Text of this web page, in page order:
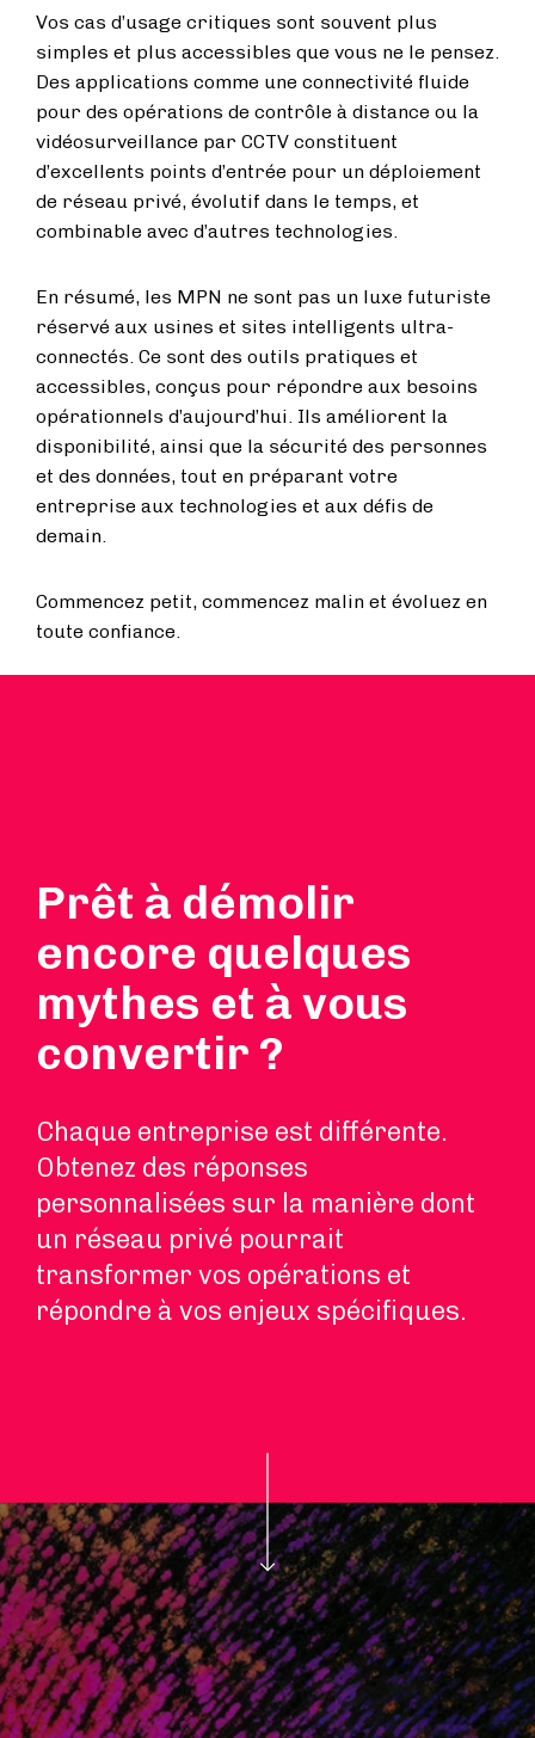
Vos cas d’usage critiques sont souvent plus
simples et plus accessibles que vous ne le pensez.
Des applications comme une connectivité fluide
pour des opérations de contrôle à distance ou la
vidéosurveillance par CCTV constituent
d’excellents points d’entrée pour un déploiement
de réseau privé, évolutif dans le temps, et
combinable avec d’autres technologies.
En résumé, les MPN ne sont pas un luxe futuriste
réservé aux usines et sites intelligents ultra-
connectés. Ce sont des outils pratiques et
accessibles, conçus pour répondre aux besoins
opérationnels d’aujourd’hui. Ils améliorent la
disponibilité, ainsi que la sécurité des personnes
et des données, tout en préparant votre
entreprise aux technologies et aux défis de
demain.
Commencez petit, commencez malin et évoluez en
toute confiance.
Prêt à démolir
encore quelques
mythes et à vous
convertir ?
Chaque entreprise est différente.
Obtenez des réponses
personnalisées sur la manière dont
un réseau privé pourrait
transformer vos opérations et
répondre à vos enjeux spécifiques.